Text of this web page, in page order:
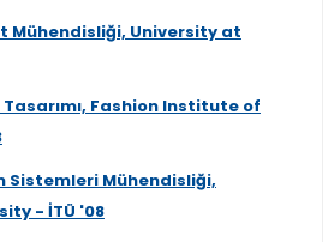
Mühendisliği, University at
Fashion Institute of
Sistemleri Mühendisliği,
- İTÜ '08